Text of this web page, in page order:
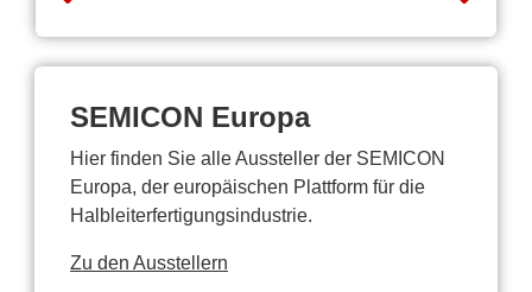
SEMICON Europa
Hier finden Sie alle Aussteller der SEMICON
Europa, der europäischen Plattform für die
Halbleiterfertigungsindustrie.
Zu den Ausstellern